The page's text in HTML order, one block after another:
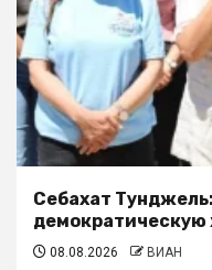
Себахат
демократическую
08.08.2026 ВИАН